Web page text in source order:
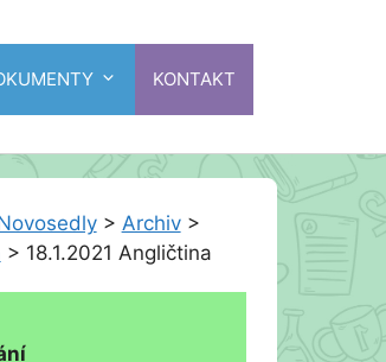
KONTAKT
> Archiv>
> 18.1.2021 Angličtina